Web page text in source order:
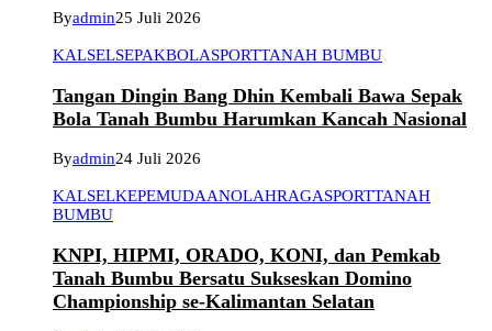
Byadmin25 Juli 2026
KALSELSEPAKBOLASPORTTANAH BUMBU
Tangan Dingin Bang Dhin Kembali Bawa Sepak
Bola Tanah Bumbu Harumkan Kancah Nasional
Byadmin24 Juli 2026
KALSELKEPEMUDAANOLAHRAGASPORTTANAH
BUMBU
KNPI, HIPMI, ORADO, KONI, dan Pemkab
Tanah Bumbu Bersatu Sukseskan Domino
Championship se-Kalimantan Selatan